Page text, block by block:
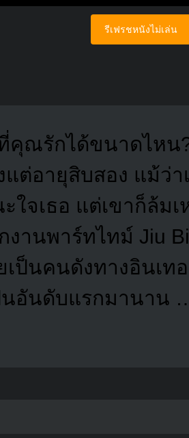
รีเฟรชหนังไม่เล่น
ณรักได้ขนาดไหน
ต่อายุสิบสอง แม้ว่า
ใจเธอ แต่เขาก็ล้มเ
งานพาร์ทไทม์ Jiu
ป็นคนดังทางอินเท
นอันดับแรกมานาน